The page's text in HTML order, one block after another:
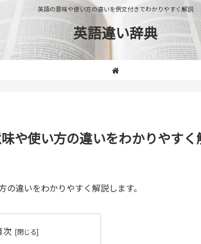
英語の意味や使い方の違いを例文付きでわかりやすく解説
英語違い辞典
や使い方の違いをわかりやすく
の違いをわかりやすく解説します。
次